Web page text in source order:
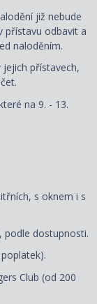
již nebude
přístavu odbavit a
naloděním.
jejich přístavech,
na 9. - 13.
s oknem i s
podle dostupnosti.
Club (od 200